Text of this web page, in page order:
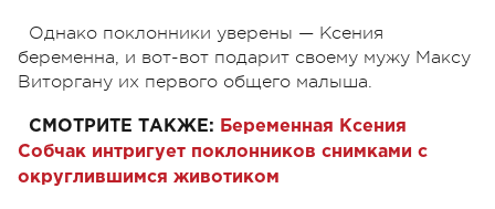
Однако поклонники уверены — Ксения
беременна, и вот-вот подарит своему мужу Максу
Виторгану их первого общего малыша.
СМОТРИТЕ ТАКЖЕ: Беременная Ксения
Собчак интригует поклонников снимками с
округлившимся животиком